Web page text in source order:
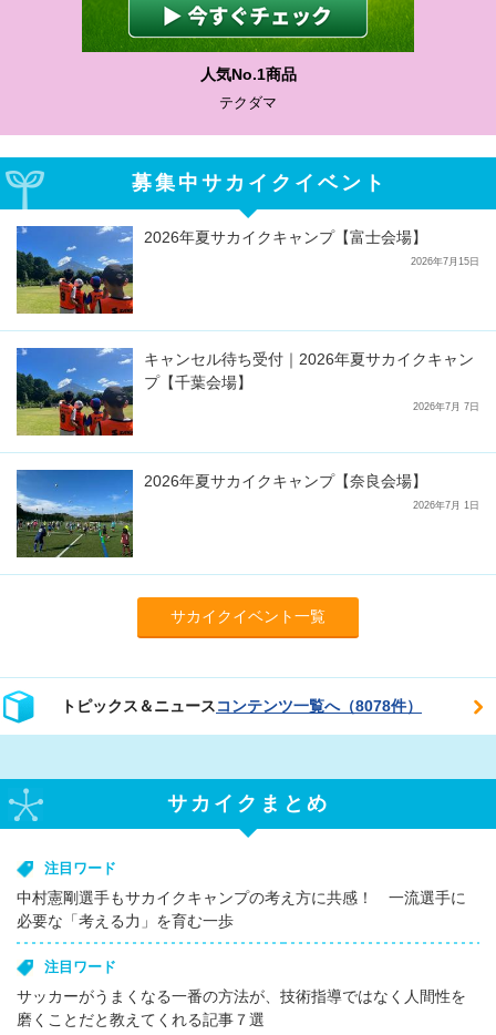
人気No.1商品
テクダマ
募集中サカイクイベント
2026年夏サカイクキャンプ【富士会場】
2026年7月15日
キャンセル待ち受付｜2026年夏サカイクキャン
プ【千葉会場】
2026年7月 7日
2026年夏サカイクキャンプ【奈良会場】
2026年7月 1日
サカイクイベント一覧
トピックス＆ニュースコンテンツ一覧へ（8078件）
サカイクまとめ
注目ワード
中村憲剛選手もサカイクキャンプの考え方に共感！ 一流選手に
必要な「考える力」を育む一歩
注目ワード
サッカーがうまくなる一番の方法が、技術指導ではなく人間性を
磨くことだと教えてくれる記事７選